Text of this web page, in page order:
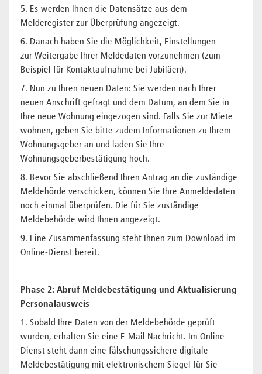
5. Es werden Ihnen die Datensätze aus dem
Melderegister zur Überprüfung angezeigt.
6. Danach haben Sie die Möglichkeit, Einstellungen
zur Weitergabe Ihrer Meldedaten vorzunehmen (zum
Beispiel für Kontaktaufnahme bei Jubiläen).
7. Nun zu Ihren neuen Daten: Sie werden nach Ihrer
neuen Anschrift gefragt und dem Datum, an dem Sie in
Ihre neue Wohnung eingezogen sind. Falls Sie zur Miete
wohnen, geben Sie bitte zudem Informationen zu Ihrem
Wohnungsgeber an und laden Sie Ihre
Wohnungsgeberbestätigung hoch.​
8. Bevor Sie abschließend Ihren Antrag an die zuständige
Meldehörde verschicken, können Sie Ihre Anmeldedaten
noch einmal überprüfen. Die für Sie zuständige
Meldebehörde wird Ihnen angezeigt. ​
9. Eine Zusammenfassung steht Ihnen zum Download im
Online-Dienst bereit.​
Phase 2: ​Abruf Meldebestätigung und Aktualisierung
Personalausweis
1. Sobald Ihre Daten von der Meldebehörde geprüft
wurden, erhalten Sie eine E-Mail Nachricht. Im Online-
Dienst steht dann eine fälschungssichere digitale
Meldebestätigung mit elektronischem Siegel für Sie